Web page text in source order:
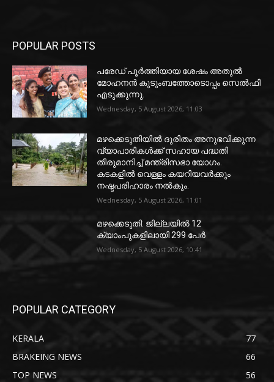
POPULAR POSTS
പരേഡ് പൂര്‍ത്തിയായ ശേഷം അതുൽ
മോഹനൻ കുടുംബത്തോടൊപ്പം സെൽഫി
എടുക്കുന്നു.
Wednesday, 5 August 2026, 11:03
മഴക്കെടുതിയിൽ ദുരിതം അനുഭവിക്കുന്ന
വ്യാപാരികൾക്ക് സഹായ പദ്ധതി
തീരുമാനിച്ച് മന്ത്രിസഭാ യോഗം.
കടകളിൽ വെള്ളം കയറിയവർക്കും
നഷ്ടപരിഹാരം നൽകും.
Wednesday, 5 August 2026, 11:01
മഴക്കെടുതി: ജില്ലയിൽ 12
ക്യാംപുകളിലായി 299 പേർ
Wednesday, 5 August 2026, 10:41
POPULAR CATEGORY
KERALA
77
BRAKEING NEWS
66
TOP NEWS
56